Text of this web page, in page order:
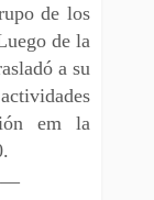
de los
de la
a su
em la
—